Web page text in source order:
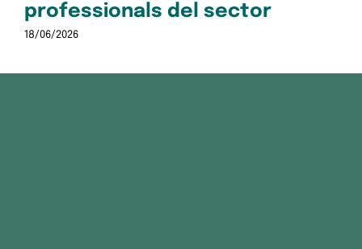
professionals del sector
18/06/2026